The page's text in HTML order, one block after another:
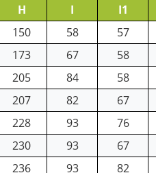
H I I1
150 58 57
173 67 58
205 84 58
207 82 67
228 93 76
230 93 67
236 93 82